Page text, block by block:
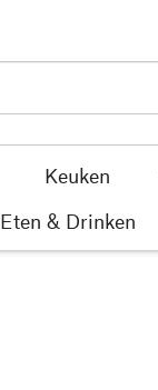
Keuken
Eten & Drinken